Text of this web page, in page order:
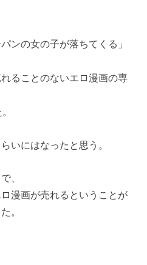
ンの女の子が落ちてくる」
ることのないエロ漫画の専
いにはなったと思う。
、
漫画が売れるということが
。